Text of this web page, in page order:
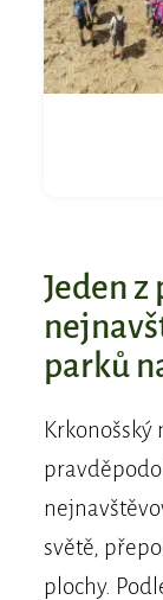
Jeden z
parků
Krkonošský
světě,
plochy.